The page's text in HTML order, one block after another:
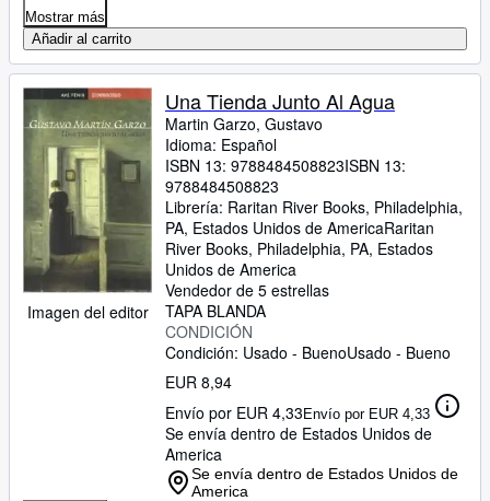
Mostrar más
Añadir al carrito
Imagen del editor
Una Tienda Junto Al Agua
Martin Garzo, Gustavo
Idioma: Español
ISBN 13: 9788484508823ISBN 13:
9788484508823
Librería: Raritan River Books, Philadelphia,
PA, Estados Unidos de AmericaRaritan
River Books, Philadelphia, PA, Estados
Unidos de America
Vendedor de 5 estrellas
TAPA BLANDA
CONDICIÓN
Condición: Usado - BuenoUsado - Bueno
EUR 8,94
Envío por EUR 4,33Envío por EUR 4,33
Se envía dentro de Estados Unidos de
America
Se envía dentro de Estados Unidos de
America